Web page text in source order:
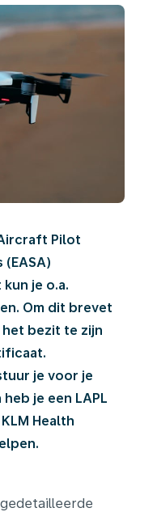
Pilot
(EASA)
je o.a.
Om dit brevet
bezit te zijn
je voor je
je een LAPL
Health